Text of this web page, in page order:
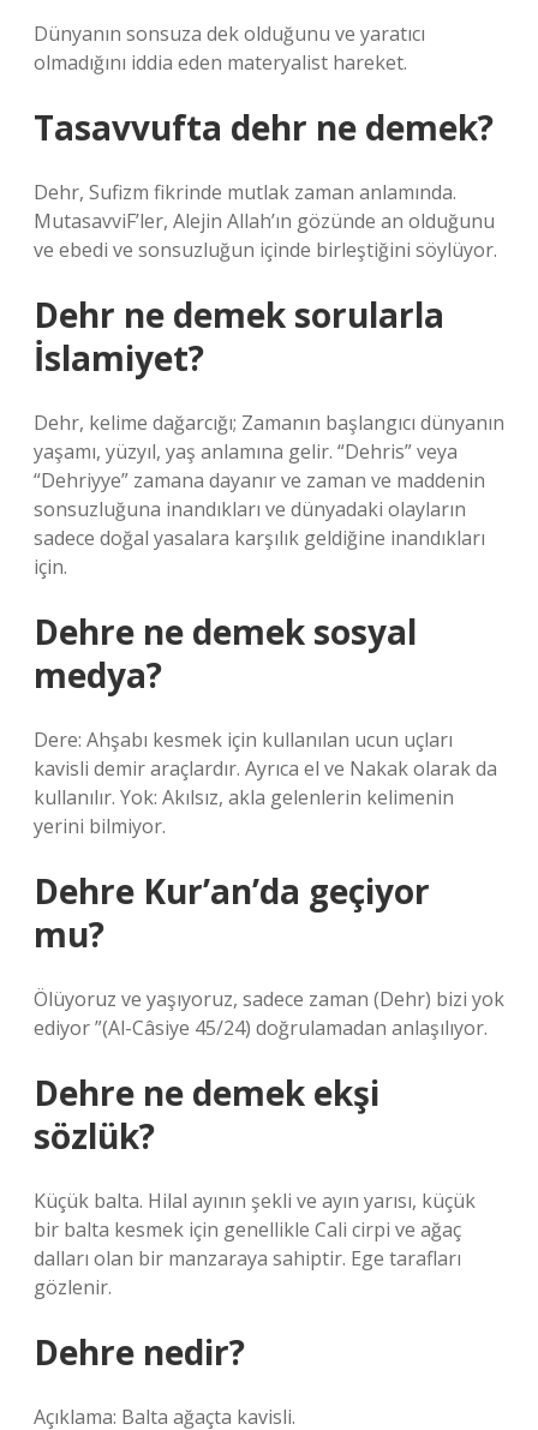
Dünyanın sonsuza dek olduğunu ve yaratıcı
olmadığını iddia eden materyalist hareket.
Tasavvufta dehr ne demek?
Dehr, Sufizm fikrinde mutlak zaman anlamında.
MutasavviF’ler, Alejin Allah’ın gözünde an olduğunu
ve ebedi ve sonsuzluğun içinde birleştiğini söylüyor.
Dehr ne demek sorularla
İslamiyet?
Dehr, kelime dağarcığı; Zamanın başlangıcı dünyanın
yaşamı, yüzyıl, yaş anlamına gelir. “Dehris” veya
“Dehriyye” zamana dayanır ve zaman ve maddenin
sonsuzluğuna inandıkları ve dünyadaki olayların
sadece doğal yasalara karşılık geldiğine inandıkları
için.
Dehre ne demek sosyal
medya?
Dere: Ahşabı kesmek için kullanılan ucun uçları
kavisli demir araçlardır. Ayrıca el ve Nakak olarak da
kullanılır. Yok: Akılsız, akla gelenlerin kelimenin
yerini bilmiyor.
Dehre Kur’an’da geçiyor
mu?
Ölüyoruz ve yaşıyoruz, sadece zaman (Dehr) bizi yok
ediyor ”(Al-Câsiye 45/24) doğrulamadan anlaşılıyor.
Dehre ne demek ekşi
sözlük?
Küçük balta. Hilal ayının şekli ve ayın yarısı, küçük
bir balta kesmek için genellikle Cali cirpi ve ağaç
dalları olan bir manzaraya sahiptir. Ege tarafları
gözlenir.
Dehre nedir?
Açıklama: Balta ağaçta kavisli.